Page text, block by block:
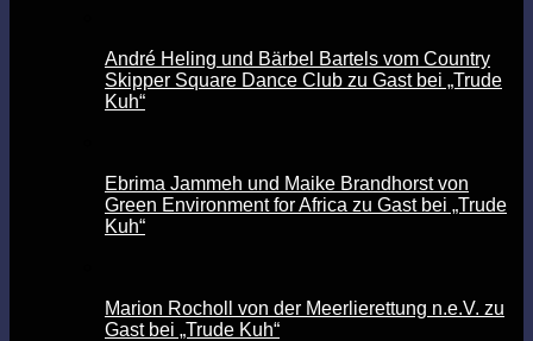
André Heling und Bärbel Bartels vom Country
Skipper Square Dance Club zu Gast bei „Trude
Kuh“
Ebrima Jammeh und Maike Brandhorst von
Green Environment for Africa zu Gast bei „Trude
Kuh“
Marion Rocholl von der Meerlierettung n.e.V. zu
Gast bei „Trude Kuh“